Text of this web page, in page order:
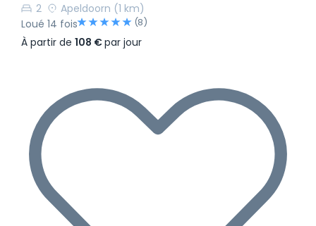
2
Apeldoorn (1 km)
Loué 14 fois
(8)
À partir de 108 €par jour